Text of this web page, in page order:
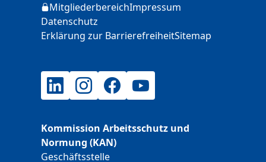
Login
MitgliederbereichImpressum
Datenschutz
Erklärung zur BarrierefreiheitSitemap
LinkedInInstagramFacebookYouTube
Kommission Arbeitsschutz und
Normung (KAN)
Geschäftsstelle